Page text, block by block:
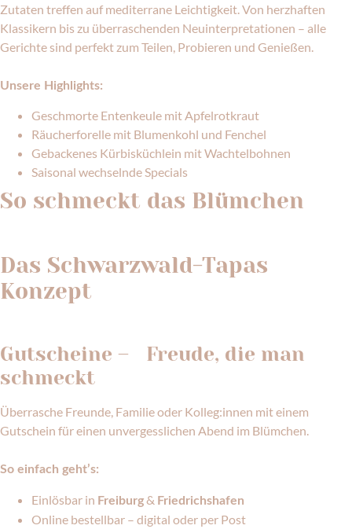
Zutaten treffen auf mediterrane Leichtigkeit. Von herzhaften
Klassikern bis zu überraschenden Neuinterpretationen – alle
Gerichte sind perfekt zum Teilen, Probieren und Genießen.
Unsere Highlights:
Geschmorte Entenkeule mit Apfelrotkraut
Räucherforelle mit Blumenkohl und Fenchel
Gebackenes Kürbisküchlein mit Wachtelbohnen
Saisonal wechselnde Specials
So schmeckt das Blümchen
Das Schwarzwald-Tapas
Konzept
Gutscheine – Freude, die man
schmeckt
Überrasche Freunde, Familie oder Kolleg:innen mit einem
Gutschein für einen unvergesslichen Abend im Blümchen.
So einfach geht’s:
Einlösbar in Freiburg& Friedrichshafen
Online bestellbar – digital oder per Post